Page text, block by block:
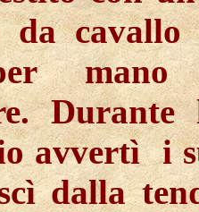
da
mano
avvertì i
dalla